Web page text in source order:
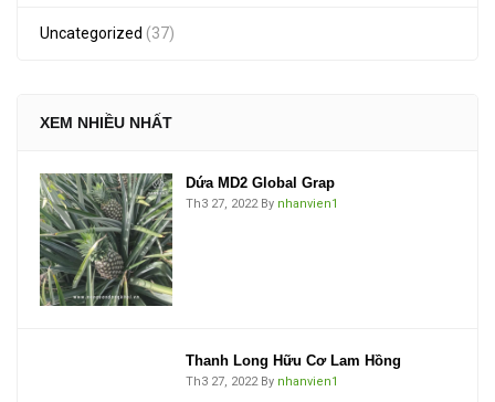
Uncategorized (37)
XEM NHIỀU NHẤT
Dứa MD2 Global Grap
Th3 27, 2022 By nhanvien1
Thanh Long Hữu Cơ Lam Hồng
Th3 27, 2022 By nhanvien1